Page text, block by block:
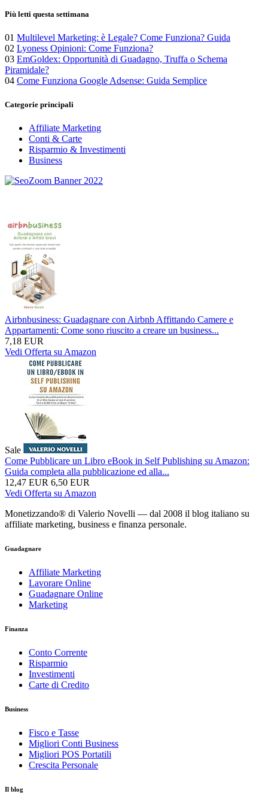
Più letti questa settimana
01 Multilevel Marketing: è Legale? Come Funziona? Guida
02 Lyoness Opinioni: Come Funziona?
03 EmGoldex: Opportunità di Guadagno, Truffa o Schema
Piramidale?
04 Come Funziona Google Adsense: Guida Semplice
Categorie principali
Affiliate Marketing
Conti & Carte
Risparmio & Investimenti
Business
Airbnbusiness: Guadagnare con Airbnb Affittando Camere e
Appartamenti: Come sono riuscito a creare un business...
7,18 EUR
Vedi Offerta su Amazon
Sale
Come Pubblicare un Libro eBook in Self Publishing su Amazon:
Guida completa alla pubblicazione ed alla...
12,47 EUR 6,50 EUR
Vedi Offerta su Amazon
Monetizzando® di Valerio Novelli — dal 2008 il blog italiano su
affiliate marketing, business e finanza personale.
Guadagnare
Affiliate Marketing
Lavorare Online
Guadagnare Online
Marketing
Finanza
Conto Corrente
Risparmio
Investimenti
Carte di Credito
Business
Fisco e Tasse
Migliori Conti Business
Migliori POS Portatili
Crescita Personale
Il blog